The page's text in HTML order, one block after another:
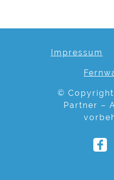
Impressum
© Copyright
Partner –